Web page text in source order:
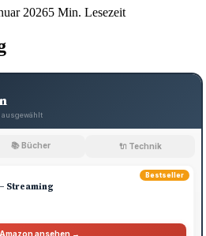
20265 Min. Lesezeit
ausgewählt
📚 Bücher 🔌 Technik
Bestseller
Streaming
ansehen →